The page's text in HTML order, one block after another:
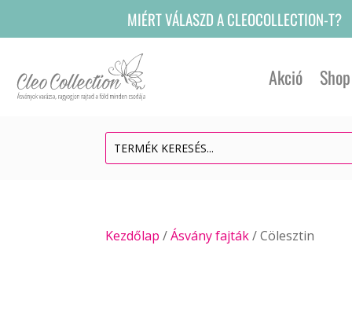
MIÉRT VÁLASZD A CLEOCOLLECTION-T?
Akció Shop
Kezdőlap /Ásvány fajták/ Cölesztin